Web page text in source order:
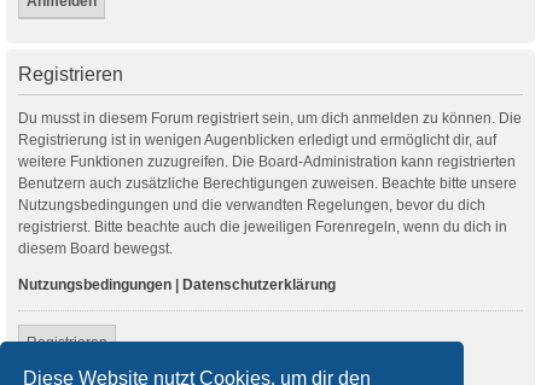
Diese Website nutzt Cookies, um dir den
Registrieren
Du musst in diesem Forum registriert sein, um dich anmelden zu können. Die
Registrierung ist in wenigen Augenblicken erledigt und ermöglicht dir, auf
weitere Funktionen zuzugreifen. Die Board-Administration kann registrierten
Benutzern auch zusätzliche Berechtigungen zuweisen. Beachte bitte unsere
Nutzungsbedingungen und die verwandten Regelungen, bevor du dich
registrierst. Bitte beachte auch die jeweiligen Forenregeln, wenn du dich in
diesem Board bewegst.
Nutzungsbedingungen | Datenschutzerklärung
Registrieren